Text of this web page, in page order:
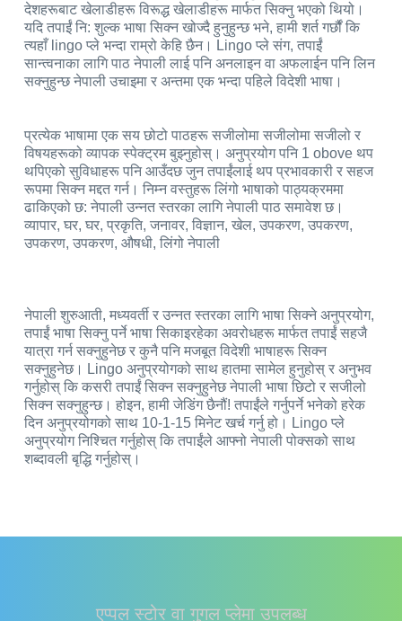
देशहरूबाट खेलाडीहरू विरूद्ध खेलाडीहरू मार्फत सिक्नु भएको थियो।
यदि तपाईं नि: शुल्क भाषा सिक्न खोज्दै हुनुहुन्छ भने, हामी शर्त गर्छौं कि
त्यहाँ lingo प्ले भन्दा राम्रो केहि छैन। Lingo प्ले संग, तपाईं
सान्त्वनाका लागि पाठ नेपाली लाई पनि अनलाइन वा अफलाईन पनि लिन
सक्नुहुन्छ नेपाली उचाइमा र अन्तमा एक भन्दा पहिले विदेशी भाषा।
प्रत्येक भाषामा एक सय छोटो पाठहरू सजीलोमा सजीलोमा सजीलो र
विषयहरूको व्यापक स्पेक्ट्रम बुझ्नुहोस्। अनुप्रयोग पनि 1 obove थप
थपिएको सुविधाहरू पनि आउँदछ जुन तपाईंलाई थप प्रभावकारी र सहज
रूपमा सिक्न मद्दत गर्न। निम्न वस्तुहरू लिंगो भाषाको पाठ्यक्रममा
ढाकिएको छ: नेपाली उन्नत स्तरका लागि नेपाली पाठ समावेश छ।
व्यापार, घर, घर, प्रकृति, जनावर, विज्ञान, खेल, उपकरण, उपकरण,
उपकरण, उपकरण, औषधी, लिंगो नेपाली
नेपाली शुरुआती, मध्यवर्ती र उन्नत स्तरका लागि भाषा सिक्ने अनुप्रयोग,
तपाईं भाषा सिक्नु पर्ने भाषा सिकाइरहेका अवरोधहरू मार्फत तपाईं सहजै
यात्रा गर्न सक्नुहुनेछ र कुनै पनि मजबूत विदेशी भाषाहरू सिक्न
सक्नुहुनेछ। Lingo अनुप्रयोगको साथ हातमा सामेल हुनुहोस् र अनुभव
गर्नुहोस् कि कसरी तपाईं सिक्न सक्नुहुनेछ नेपाली भाषा छिटो र सजीलो
सिक्न सक्नुहुन्छ। होइन, हामी जेडिंग छैनौं! तपाईंले गर्नुपर्ने भनेको हरेक
दिन अनुप्रयोगको साथ 10-1-15 मिनेट खर्च गर्नु हो। Lingo प्ले
अनुप्रयोग निश्चित गर्नुहोस् कि तपाईंले आफ्नो नेपाली पोक्सको साथ
शब्दावली बृद्धि गर्नुहोस्।
एप्पल स्टोर वा गुगल प्लेमा उपलब्ध